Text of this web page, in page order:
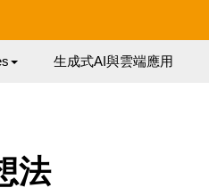
生成式AI與雲端應用
法